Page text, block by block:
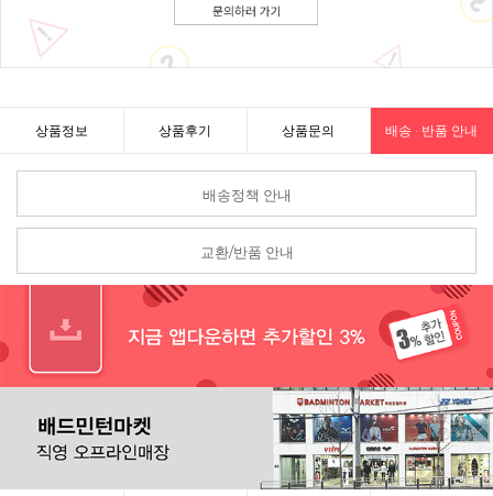
상품정보 상품후기 상품문의 배송 · 반품 안내
배송정책 안내
교환/반품 안내